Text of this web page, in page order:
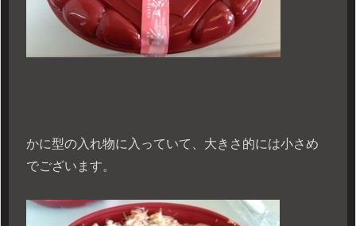
かに型の入れ物に入っていて、大きさ的には小さめ
でございます。